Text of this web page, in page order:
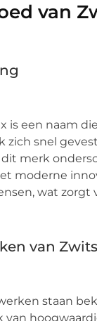
van
is een naam
zich snel
merk
moderne
wat zorgt
van
staan